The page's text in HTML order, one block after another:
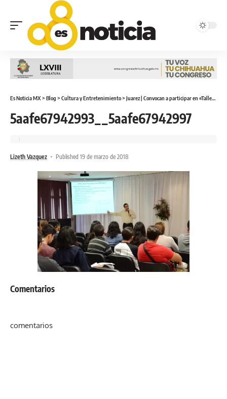
Es Noticia MX> Blog > Cultura y Entretenimiento> Juarez | Convocan a participar en «Taller de Finanzas para Emprendedores»
5aafe67942993__5aafe67942997
Lizeth Vazquez Published 19 de marzo de 2018
Comentarios
comentarios